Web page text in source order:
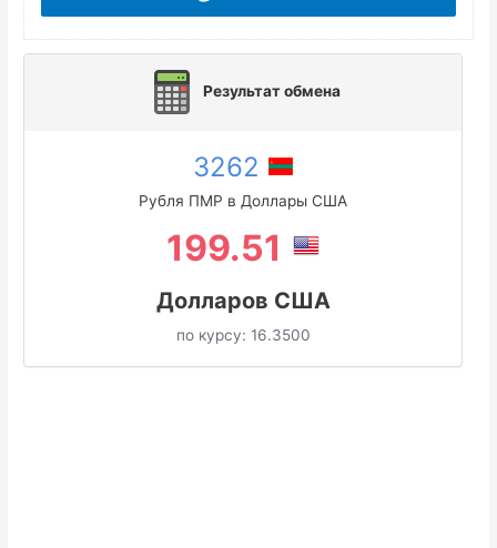
Результат обмена
3262
Рубля ПМР в Доллары США
199.51
Долларов США
по курсу: 16.3500